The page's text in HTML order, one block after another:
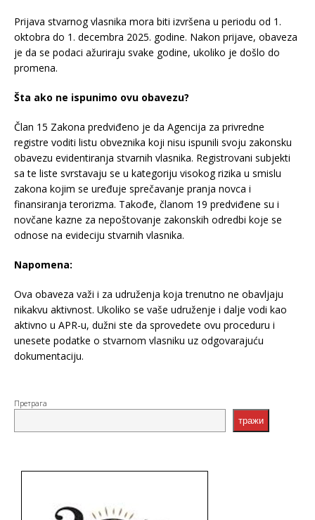
Prijava stvarnog vlasnika mora biti izvršena u periodu od 1.
oktobra do 1. decembra 2025. godine. Nakon prijave, obaveza
je da se podaci ažuriraju svake godine, ukoliko je došlo do
promena.
Šta ako ne ispunimo ovu obavezu?
Član 15 Zakona predviđeno je da Agencija za privredne
registre voditi listu obveznika koji nisu ispunili svoju zakonsku
obavezu evidentiranja stvarnih vlasnika. Registrovani subjekti
sa te liste svrstavaju se u kategoriju visokog rizika u smislu
zakona kojim se uređuje sprečavanje pranja novca i
finansiranja terorizma. Takođe, članom 19 predviđene su i
novčane kazne za nepoštovanje zakonskih odredbi koje se
odnose na evideciju stvarnih vlasnika.
Napomena:
Ova obaveza važi i za udruženja koja trenutno ne obavljaju
nikakvu aktivnost. Ukoliko se vaše udruženje i dalje vodi kao
aktivno u APR-u, dužni ste da sprovedete ovu proceduru i
unesete podatke o stvarnom vlasniku uz odgovarajuću
dokumentaciju.
Претрага
тражи